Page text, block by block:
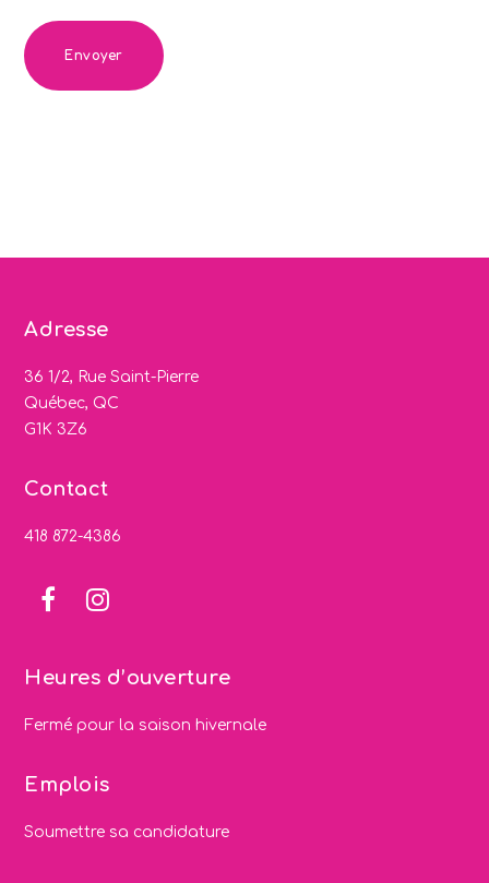
Adresse
36 1/2, Rue Saint-Pierre
Québec, QC
G1K 3Z6
Contact
418 872-4386
Heures d’ouverture
Fermé pour la saison hivernale
Emplois
Soumettre sa candidature